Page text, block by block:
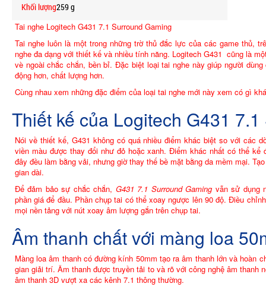
Khối lượng259 g
Tai nghe Logitech G431 7.1 Surround Gaming
Tai nghe luôn là một trong những trờ thủ đắc lực của các game thủ,
nghe đa dạng với thiết kế và nhiều tính năng. Logitech G431 cũng là
vè ngoài chắc chắn, bền bỉ. Đặc biệt loại tai nghe này giúp người
động hơn, chất lượng hơn.
Cùng nhau xem những đặc điểm của loại tai nghe mới này xem có gì
Thiết kế của Logitech G431
Nói về thiết kế, G431 không có quá nhiều điểm khác biệt so với các
viền màu được thay đổi như đỏ hoặc xanh. Điểm khác nhất có thể
đây đều làm bằng vải, nhưng giờ thay thế bề mặt bằng da mềm mại.
gian dài.
Để đảm bảo sự chắc chắn, G431 7.1 Surround Gaming vẫn sử dụng
phần giá để đầu. Phần chụp tai có thể xoay ngược lên 90 độ. Điều
mọi nền tảng với nút xoay âm lượng gắn trên chụp tai.
Âm thanh chất với màng loa
Màng loa âm thanh có đường kính 50mm tạo ra âm thanh lớn và hoàn
gian giải trí. Âm thanh được truyền tải to và rõ với công nghệ âm thanh
âm thanh 3D vượt xa các kênh 7.1 thông thường.